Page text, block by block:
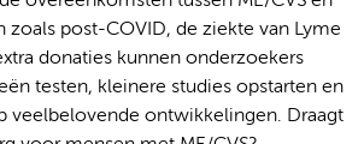
zoals post-COVID, de ziekte van Lyme
donaties kunnen onderzoekers
testen, kleinere studies opstarten en
veelbelovende ontwikkelingen. Draagt